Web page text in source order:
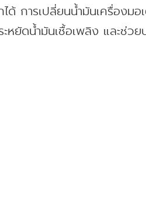
การเปลี่ยนน้ำมันเครื่องม
หยัดน้ำมันเชื้อเพลิง และช่ว